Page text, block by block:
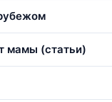
мамы (статьи)